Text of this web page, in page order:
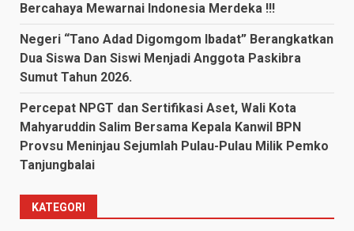
Bercahaya Mewarnai Indonesia Merdeka !!!
Negeri “Tano Adad Digomgom Ibadat” Berangkatkan
Dua Siswa Dan Siswi Menjadi Anggota Paskibra
Sumut Tahun 2026.
Percepat NPGT dan Sertifikasi Aset, Wali Kota
Mahyaruddin Salim Bersama Kepala Kanwil BPN
Provsu Meninjau Sejumlah Pulau-Pulau Milik Pemko
Tanjungbalai
KATEGORI